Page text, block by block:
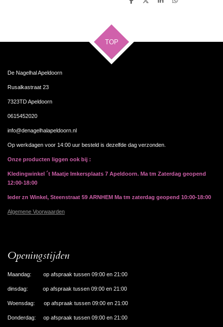
D
D
S
D
TOP
De Nagelhal Apeldoorn
Rusalkastraat 23
7323TD Apeldoorn
0615452020
info@denagelhalapeldoorn.nl
Op werkdagen voor 14:00 uur besteld is dezelfde dag verzonden.
Onze producten liggen ook bij :
Kledingwinkel ´t Maatje Imkersplaats 7 Apeldoorn. Ma tm Zaterdag geopend
12:00-18:00
Ieder zn Winkel, Steenstraat 59 ARNHEM Ma tm zaterdag geopend 10:00-18:00
Algemene Voorwaarden
Openingstijden
Maandag: op afspraak tussen 09:00 en 21:00
dinsdag: op afspraak tussen 09:00 en 21:00
Woensdag: op afspraak tussen 09:00 en 21:00
Donderdag: op afspraak tussen 09:00 en 21:00